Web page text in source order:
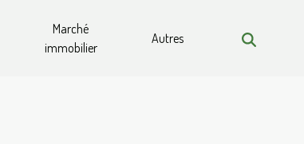
Marché
immobilier
Autres